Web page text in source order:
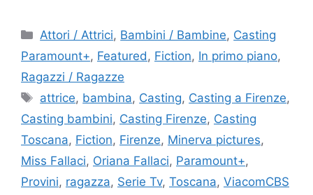
Categorie
Attori / Attrici, Bambini / Bambine, Casting
Paramount+, Featured, Fiction, In primo piano,
Ragazzi / Ragazze
Tag
attrice, bambina, Casting, Casting a Firenze,
Casting bambini, Casting Firenze, Casting
Toscana, Fiction, Firenze, Minerva pictures,
Miss Fallaci, Oriana Fallaci, Paramount+,
Provini, ragazza, Serie Tv, Toscana, ViacomCBS